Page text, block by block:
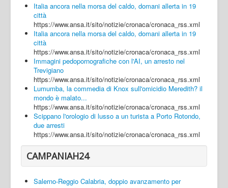
Napoli
Salerno
Login
Italia ancora nella morsa del caldo, domani allerta in 19
città
https://www.ansa.it/sito/notizie/cronaca/cronaca_rss.xml
Italia ancora nella morsa del caldo, domani allerta in 19
città
https://www.ansa.it/sito/notizie/cronaca/cronaca_rss.xml
Immagini pedopornografiche con l'AI, un arresto nel
Trevigiano
https://www.ansa.it/sito/notizie/cronaca/cronaca_rss.xml
Lumumba, la commedia di Knox sull'omicidio Meredith? il
mondo è malato...
https://www.ansa.it/sito/notizie/cronaca/cronaca_rss.xml
Scippano l'orologio di lusso a un turista a Porto Rotondo,
due arresti
https://www.ansa.it/sito/notizie/cronaca/cronaca_rss.xml
CAMPANIAH24
Salerno-Reggio Calabria, doppio avanzamento per